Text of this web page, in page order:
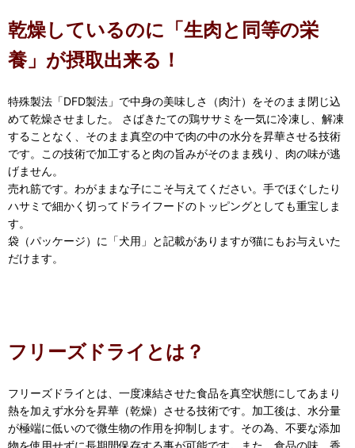
乾燥しているのに「生肉と同等の栄
養」が摂取出来る！
特殊製法「DFD製法」で中身の美味しさ（肉汁）をそのまま閉じ込
めて乾燥させました。 さばきたての鶏ササミを一気に冷凍し、解凍
することなく、そのまま真空の中で肉の中の水分を昇華させる技術
です。この技術で加工すると肉の旨みがそのまま残り、肉の味が逃
げません。
売れ筋です。わがままな子にこそ与えてください。手でほぐしたり
ハサミで細かく切ってドライフードのトッピングとしても重宝しま
す。
袋（パッケージ）に「犬用」と記載がありますが猫にもお与えいた
だけます。
フリーズドライとは？
フリーズドライとは、一度凍結させた食品を真空状態にしてあまり
熱を加えず水分を昇華（乾燥）させる技術です。加工後は、水分量
が極端に低いので微生物の作用を抑制します。その為、不要な添加
物を使用せずに長期間保存する事が可能です。また、食品の味、香